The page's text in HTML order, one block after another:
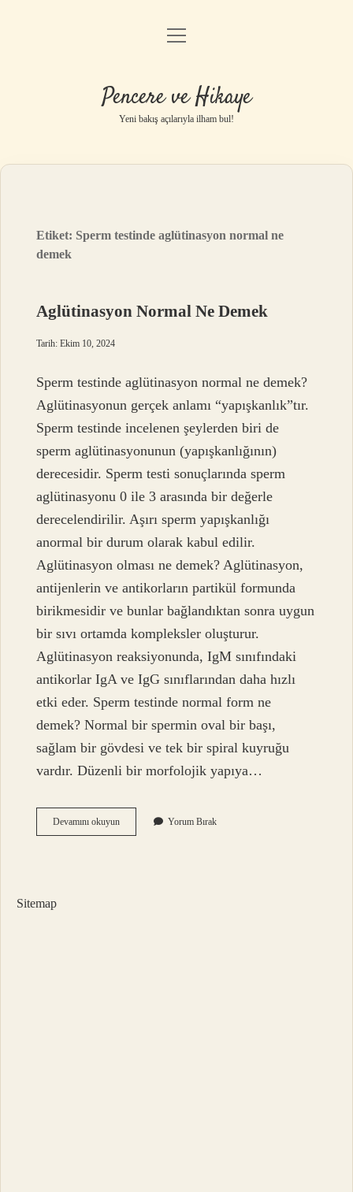
Anasayfa
Yasal Uyarı
menüyü
Pencere ve Hikaye
Yeni bakış açılarıyla ilham bul!
Etiket: Sperm testinde aglütinasyon normal ne
demek
Aglütinasyon Normal Ne Demek
Tarih: Ekim 10, 2024
Sperm testinde aglütinasyon normal ne demek?
Aglütinasyonun gerçek anlamı “yapışkanlık”tır.
Sperm testinde incelenen şeylerden biri de
sperm aglütinasyonunun (yapışkanlığının)
derecesidir. Sperm testi sonuçlarında sperm
aglütinasyonu 0 ile 3 arasında bir değerle
derecelendirilir. Aşırı sperm yapışkanlığı
anormal bir durum olarak kabul edilir.
Aglütinasyon olması ne demek? Aglütinasyon,
antijenlerin ve antikorların partikül formunda
birikmesidir ve bunlar bağlandıktan sonra uygun
bir sıvı ortamda kompleksler oluşturur.
Aglütinasyon reaksiyonunda, IgM sınıfındaki
antikorlar IgA ve IgG sınıflarından daha hızlı
etki eder. Sperm testinde normal form ne
demek? Normal bir spermin oval bir başı,
sağlam bir gövdesi ve tek bir spiral kuyruğu
vardır. Düzenli bir morfolojik yapıya…
Devamını okuyunAglütinasyon
Normal
Yorum Bırak
Sitemap